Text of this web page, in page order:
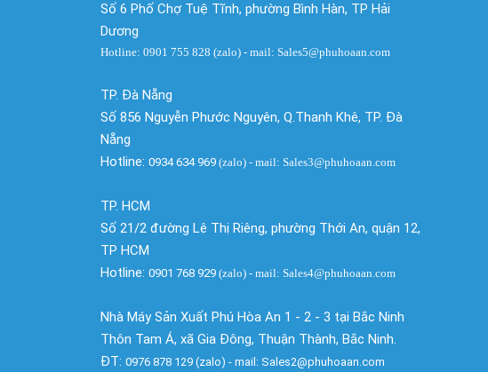
Số 6 Phố Chợ Tuệ Tĩnh, phường Bình Hàn, TP Hải
Dương
Hotline: 0901 755 828 (zalo) - mail: Sales5@phuhoaan.com
TP. Đà Nẵng
Số 856 Nguyễn Phước Nguyên, Q.Thanh Khê, TP. Đà
Nẵng
Hotline:0934 634 969(zalo) - mail: Sales3@phuhoaan.com
TP. HCM
Số 21/2 đường Lê Thị Riêng, phường Thới An, quận 12,
TP HCM
Hotline:0901 768 929(zalo) - mail: Sales4@phuhoaan.com
Nhà Máy Sản Xuất Phú Hòa An 1 - 2 - 3 tại Bắc Ninh
Thôn Tam Á, xã Gia Đông, Thuận Thành, Bắc Ninh.
ĐT:0976 878 129 (zalo) - mail: Sales2@phuhoaan.com